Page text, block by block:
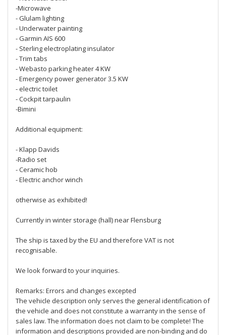
-Microwave
- Glulam lighting
- Underwater painting
- Garmin AIS 600
- Sterling electroplating insulator
- Trim tabs
- Webasto parking heater 4 KW
- Emergency power generator 3.5 KW
- electric toilet
- Cockpit tarpaulin
-Bimini
Additional equipment:
- Klapp Davids
-Radio set
- Ceramic hob
- Electric anchor winch
otherwise as exhibited!
Currently in winter storage (hall) near Flensburg
The ship is taxed by the EU and therefore VAT is not
recognisable.
We look forward to your inquiries.
Remarks: Errors and changes excepted
The vehicle description only serves the general identification of
the vehicle and does not constitute a warranty in the sense of
sales law. The information does not claim to be complete! The
information and descriptions provided are non-binding and do